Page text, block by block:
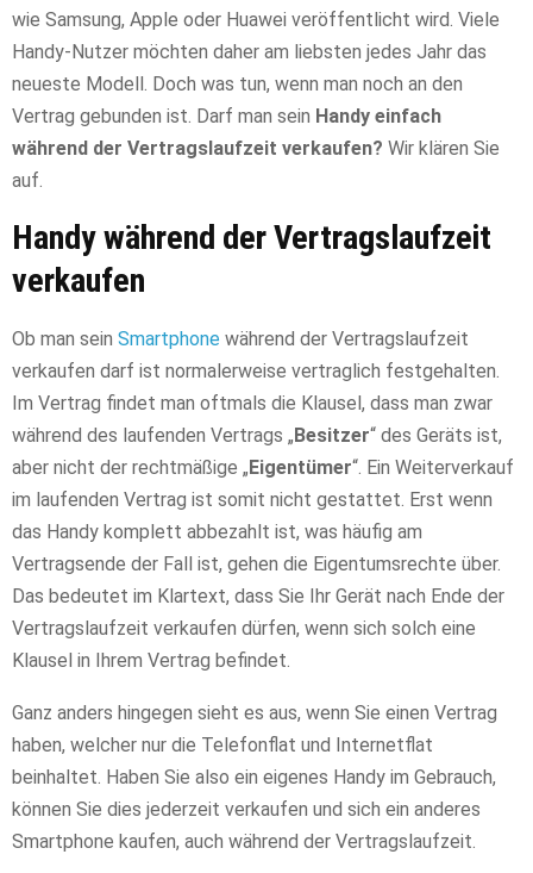
wie Samsung, Apple oder Huawei veröffentlicht wird. Viele
Handy-Nutzer möchten daher am liebsten jedes Jahr das
neueste Modell. Doch was tun, wenn man noch an den
Vertrag gebunden ist. Darf man sein Handy einfach
während der Vertragslaufzeit verkaufen? Wir klären Sie
auf.
Handy während der Vertragslaufzeit
verkaufen
Ob man sein Smartphone während der Vertragslaufzeit
verkaufen darf ist normalerweise vertraglich festgehalten.
Im Vertrag findet man oftmals die Klausel, dass man zwar
während des laufenden Vertrags „Besitzer“ des Geräts ist,
aber nicht der rechtmäßige „Eigentümer“. Ein Weiterverkauf
im laufenden Vertrag ist somit nicht gestattet. Erst wenn
das Handy komplett abbezahlt ist, was häufig am
Vertragsende der Fall ist, gehen die Eigentumsrechte über.
Das bedeutet im Klartext, dass Sie Ihr Gerät nach Ende der
Vertragslaufzeit verkaufen dürfen, wenn sich solch eine
Klausel in Ihrem Vertrag befindet.
Ganz anders hingegen sieht es aus, wenn Sie einen Vertrag
haben, welcher nur die Telefonflat und Internetflat
beinhaltet. Haben Sie also ein eigenes Handy im Gebrauch,
können Sie dies jederzeit verkaufen und sich ein anderes
Smartphone kaufen, auch während der Vertragslaufzeit.